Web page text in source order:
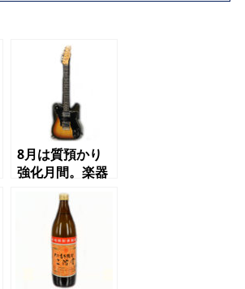
8月は質預かり
強化月間。楽器
での質預かり大
歓迎！初めての
方インターネッ
ト限定初月質料
1％キャンペー
ン実施中！